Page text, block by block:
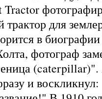
трактор для
в
фотограф
и